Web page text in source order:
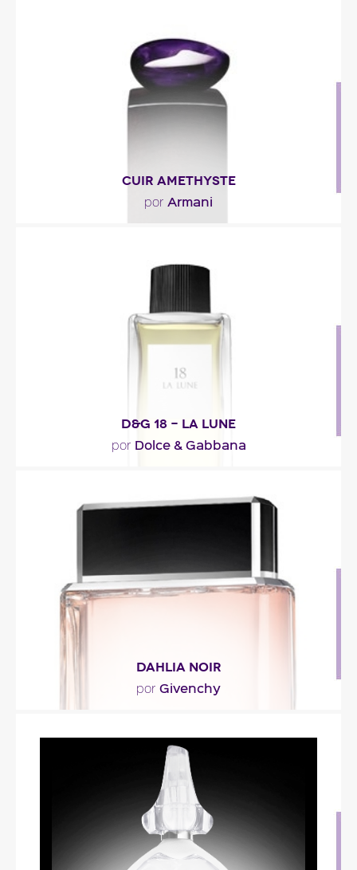
Descripción del perfume
CUIR AMETHYSTE
por Armani
“contrastada y sutil, y a la vez fresca y..."
Descripción del perfume
D&G 18 - LA LUNE
por Dolce & Gabbana
"Una fragancia suave y compleja: florida,
amaderada, acuerada y almizclada."
DAHLIA NOIR
por Givenchy
"La fragancia empolvada, amaderada y suave está
construida no en torno a la dalia, sino a partir de..."
Descripción del perfume